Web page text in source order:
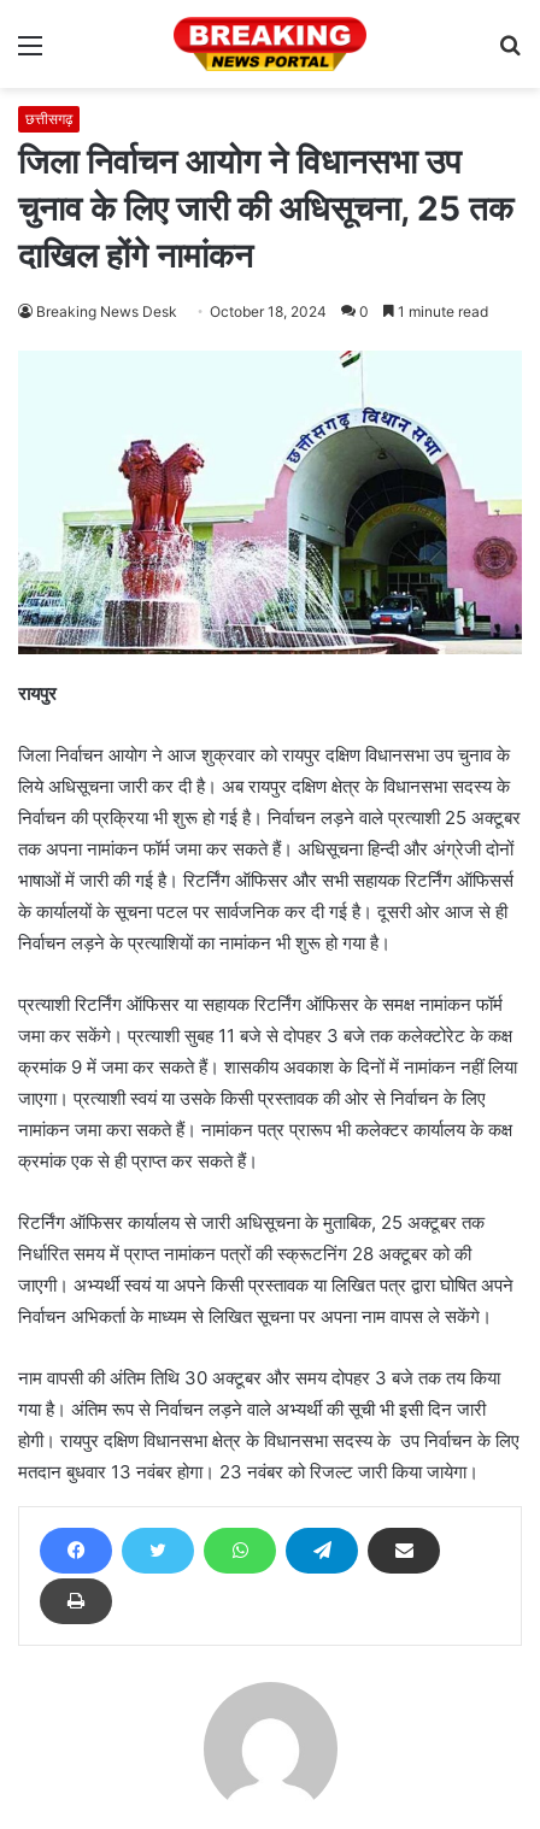
Menu
छत्तीसगढ़
जिला निर्वाचन आयोग ने विधानसभा उप
चुनाव के लिए जारी की अधिसूचना, 25 तक
दाखिल होंगे नामांकन
Breaking News Desk October 18, 2024 0 1 minute read
रायपुर
जिला निर्वाचन आयोग ने आज शुक्रवार को रायपुर दक्षिण विधानसभा उप चुनाव के
लिये अधिसूचना जारी कर दी है। अब रायपुर दक्षिण क्षेत्र के विधानसभा सदस्य के
निर्वाचन की प्रक्रिया भी शुरू हो गई है। निर्वाचन लड़ने वाले प्रत्याशी 25 अक्टूबर
तक अपना नामांकन फॉर्म जमा कर सकते हैं। अधिसूचना हिन्दी और अंग्रेजी दोनों
भाषाओं में जारी की गई है। रिटर्निंग ऑफिसर और सभी सहायक रिटर्निंग ऑफिसर्स
के कार्यालयों के सूचना पटल पर सार्वजनिक कर दी गई है। दूसरी ओर आज से ही
निर्वाचन लड़ने के प्रत्याशियों का नामांकन भी शुरू हो गया है।
प्रत्याशी रिटर्निंग ऑफिसर या सहायक रिटर्निंग ऑफिसर के समक्ष नामांकन फॉर्म
जमा कर सकेंगे। प्रत्याशी सुबह 11 बजे से दोपहर 3 बजे तक कलेक्टोरेट के कक्ष
क्रमांक 9 में जमा कर सकते हैं। शासकीय अवकाश के दिनों में नामांकन नहीं लिया
जाएगा। प्रत्याशी स्वयं या उसके किसी प्रस्तावक की ओर से निर्वाचन के लिए
नामांकन जमा करा सकते हैं। नामांकन पत्र प्रारूप भी कलेक्टर कार्यालय के कक्ष
क्रमांक एक से ही प्राप्त कर सकते हैं।
रिटर्निंग ऑफिसर कार्यालय से जारी अधिसूचना के मुताबिक, 25 अक्टूबर तक
निर्धारित समय में प्राप्त नामांकन पत्रों की स्क्रूटनिंग 28 अक्टूबर को की
जाएगी। अभ्यर्थी स्वयं या अपने किसी प्रस्तावक या लिखित पत्र द्वारा घोषित अपने
निर्वाचन अभिकर्ता के माध्यम से लिखित सूचना पर अपना नाम वापस ले सकेंगे।
नाम वापसी की अंतिम तिथि 30 अक्टूबर और समय दोपहर 3 बजे तक तय किया
गया है। अंतिम रूप से निर्वाचन लड़ने वाले अभ्यर्थी की सूची भी इसी दिन जारी
होगी। रायपुर दक्षिण विधानसभा क्षेत्र के विधानसभा सदस्य के उप निर्वाचन के लिए
मतदान बुधवार 13 नवंबर होगा। 23 नवंबर को रिजल्ट जारी किया जायेगा।